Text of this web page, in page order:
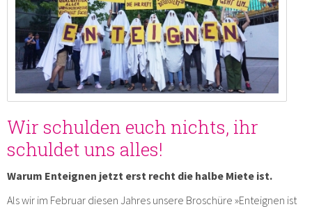
Wir schulden euch nichts, ihr
schuldet uns alles!
Warum Enteignen jetzt erst recht die halbe Miete ist.
Als wir im Februar diesen Jahres unsere Broschüre »Enteignen ist